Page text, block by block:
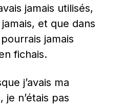
jamais utilisés,
et que dans
jamais
fichais.
j’avais ma
n’étais pas